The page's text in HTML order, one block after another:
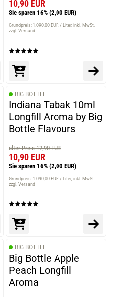
10,90 EUR
Sie sparen 16% (2,00 EUR)
Grundpreis: 1.090,00 EUR / Liter inkl. MwSt.
zzgl. Versand
BIG BOTTLE
Indiana Tabak 10ml
Longfill Aroma by Big
Bottle Flavours
alter Preis 12,90 EUR
10,90 EUR
Sie sparen 16% (2,00 EUR)
Grundpreis: 1.090,00 EUR / Liter inkl. MwSt.
zzgl. Versand
BIG BOTTLE
Big Bottle Apple
Peach Longfill
Aroma